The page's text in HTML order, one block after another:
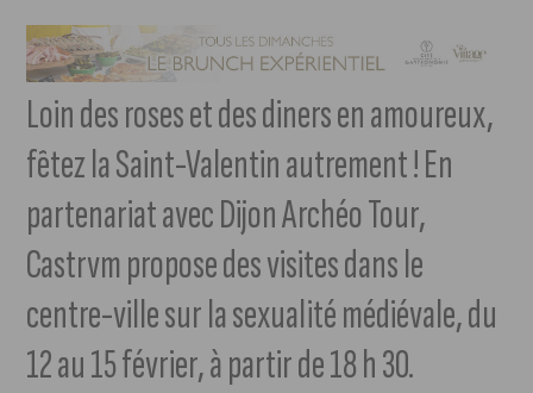
Loin des roses et des diners en amoureux,
fêtez la Saint-Valentin autrement ! En
partenariat avec Dijon Archéo Tour,
Castrvm propose des visites dans le
centre-ville sur la sexualité médiévale, du
12 au 15 février, à partir de 18 h 30.